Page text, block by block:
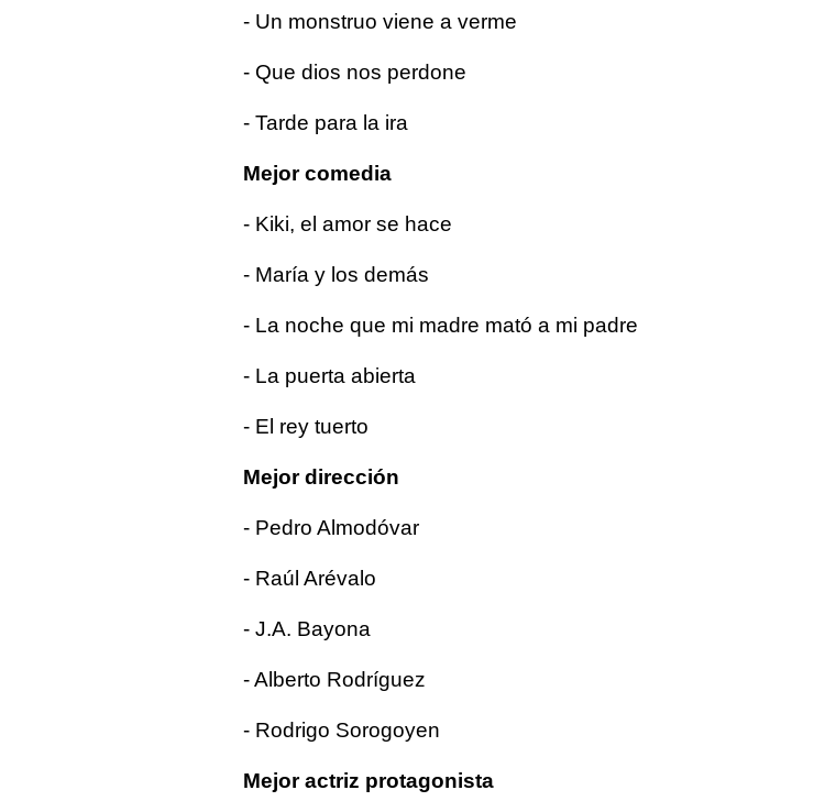
- Un monstruo viene a verme
- Que dios nos perdone
- Tarde para la ira
Mejor comedia
- Kiki, el amor se hace
- María y los demás
- La noche que mi madre mató a mi padre
- La puerta abierta
- El rey tuerto
Mejor dirección
- Pedro Almodóvar
- Raúl Arévalo
- J.A. Bayona
- Alberto Rodríguez
- Rodrigo Sorogoyen
Mejor actriz protagonista